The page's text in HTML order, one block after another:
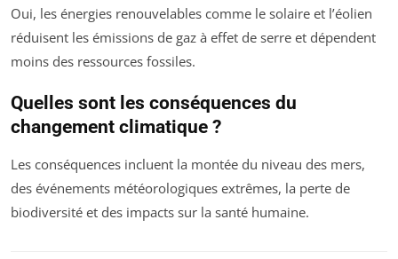
Oui, les énergies renouvelables comme le solaire et l’éolien
réduisent les émissions de gaz à effet de serre et dépendent
moins des ressources fossiles.
Quelles sont les conséquences du
changement climatique ?
Les conséquences incluent la montée du niveau des mers,
des événements météorologiques extrêmes, la perte de
biodiversité et des impacts sur la santé humaine.